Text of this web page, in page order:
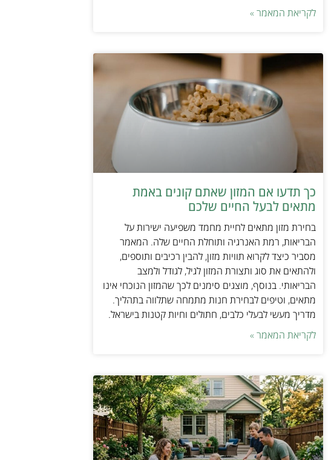
לקריאת המאמר »
כך תדעו אם המזון שאתם קונים באמת
מתאים לבעל החיים שלכם
בחירת מזון מתאים לחיית מחמד משפיעה ישירות על
הבריאות, רמת האנרגיה ותוחלת החיים שלה. המאמר
מסביר כיצד לקרוא תוויות מזון, להבין רכיבים ותוספים,
ולהתאים את סוג ותצורת המזון לגיל, לגודל ולמצב
הבריאותי. בנוסף, מוצגים סימנים לכך שהמזון הנוכחי אינו
מתאים, וטיפים לבחירת חנות מתמחה שתלווה בתהליך.
מדריך מעשי לבעלי כלבים, חתולים וחיות קטנות בישראל.
לקריאת המאמר »